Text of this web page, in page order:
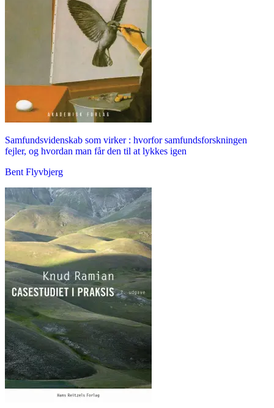
Samfundsvidenskab som virker : hvorfor samfundsforskningen
fejler, og hvordan man får den til at lykkes igen
Bent Flyvbjerg